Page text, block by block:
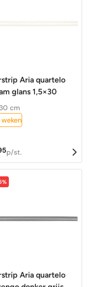
Aria quartelo
glans 1,5×30
cm
p/st.
Aria quartelo